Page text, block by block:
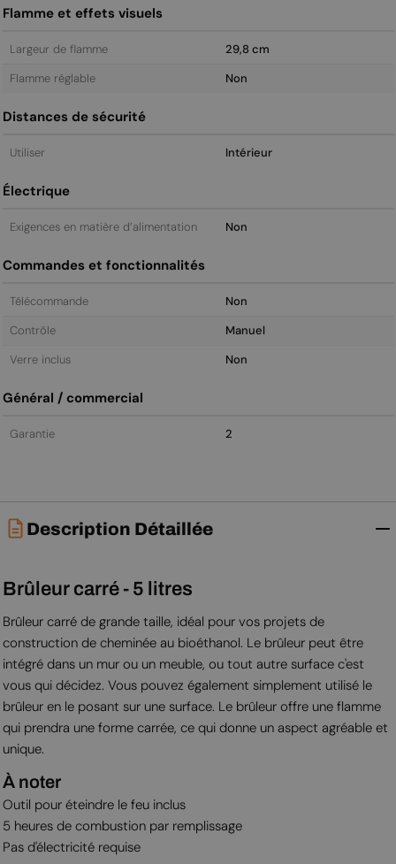
Flamme et effets visuels
Largeur de flamme
29,8 cm
Flamme réglable
Non
Distances de sécurité
Utiliser Intérieur
Électrique
Exigences en matière d’alimentation Non
Commandes et fonctionnalités
Télécommande
Non
Contrôle
Manuel
Verre inclus
Non
Général / commercial
Garantie 2
Description Détaillée
Brûleur carré - 5 litres
Brûleur carré de grande taille, idéal pour vos projets de
construction de cheminée au bioéthanol. Le brûleur peut être
intégré dans un mur ou un meuble, ou tout autre surface c'est
vous qui décidez. Vous pouvez également simplement utilisé le
brûleur en le posant sur une surface. Le brûleur offre une flamme
qui prendra une forme carrée, ce qui donne un aspect agréable et
unique.
À noter
Outil pour éteindre le feu inclus
5 heures de combustion par remplissage
Pas d'électricité requise